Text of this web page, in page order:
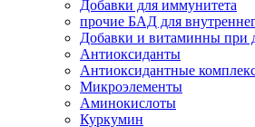
Добавки для иммунитета
прочие БАД для
Добавки и витаминны при
Антиоксиданты
Антиоксидантные
Микроэлементы
Аминокислоты
Куркумин